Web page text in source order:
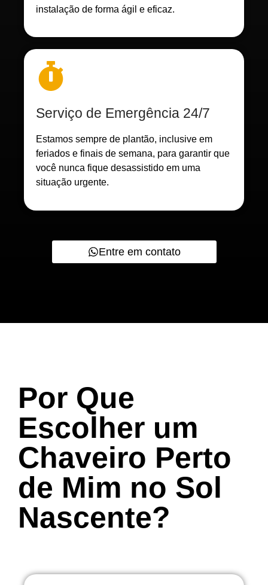
instalação de forma ágil e eficaz.
Serviço de Emergência 24/7
Estamos sempre de plantão, inclusive em
feriados e finais de semana, para garantir que
você nunca fique desassistido em uma
situação urgente.
Entre em contato
Por Que
Escolher um
Chaveiro Perto
de Mim no Sol
Nascente?